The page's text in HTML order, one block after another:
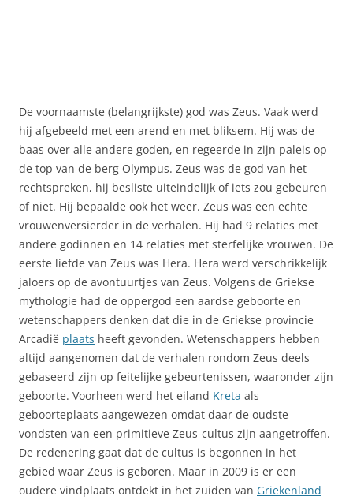
De voornaamste (belangrijkste) god was Zeus. Vaak werd
hij afgebeeld met een arend en met bliksem. Hij was de
baas over alle andere goden, en regeerde in zijn paleis op
de top van de berg Olympus. Zeus was de god van het
rechtspreken, hij besliste uiteindelijk of iets zou gebeuren
of niet. Hij bepaalde ook het weer. Zeus was een echte
vrouwenversierder in de verhalen. Hij had 9 relaties met
andere godinnen en 14 relaties met sterfelijke vrouwen. De
eerste liefde van Zeus was Hera. Hera werd verschrikkelijk
jaloers op de avontuurtjes van Zeus. Volgens de Griekse
mythologie had de oppergod een aardse geboorte en
wetenschappers denken dat die in de Griekse provincie
Arcadië plaats heeft gevonden. Wetenschappers hebben
altijd aangenomen dat de verhalen rondom Zeus deels
gebaseerd zijn op feitelijke gebeurtenissen, waaronder zijn
geboorte. Voorheen werd het eiland Kreta als
geboorteplaats aangewezen omdat daar de oudste
vondsten van een primitieve Zeus-cultus zijn aangetroffen.
De redenering gaat dat de cultus is begonnen in het
gebied waar Zeus is geboren. Maar in 2009 is er een
oudere vindplaats ontdekt in het zuiden van Griekenland